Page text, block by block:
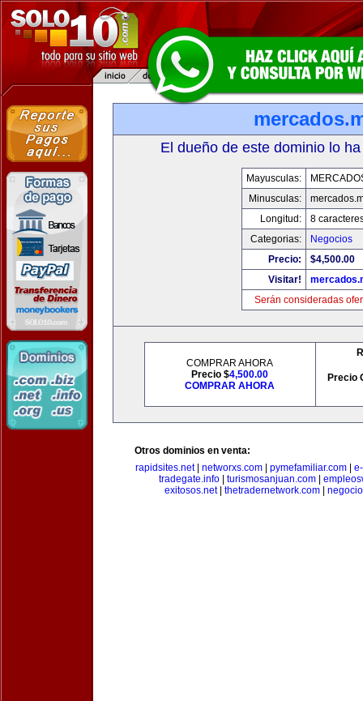
El dueño de este dominio lo
Mayusculas:
Minusculas:
Longitud:
8
Categorias:
Negocios
Precio:
$4,500.00
Visitar!
Serán consideradas
COMPRAR AHORA
Precio $4,500.00
COMPRAR AHORA
Precio
Otros dominios en venta:
rapidsites.net| networxs.com| pymefamiliar.com|
tradegate.info| turismosanjuan.com|
exitosos.net| thetradernetwork.com|